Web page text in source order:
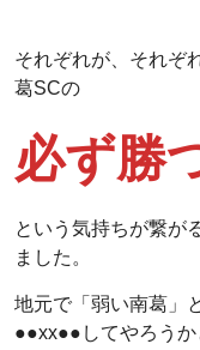
それぞれが、それぞ
葛SCの
必ず勝
という気持ちが繋が
ました。
地元で「弱い南葛」
●●xx●●してやろう